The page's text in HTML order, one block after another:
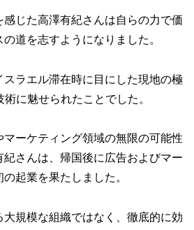
じた高澤有紀さんは自らの力で価
道を志すようになりました。
スラエル滞在時に目にした現地の極
に魅せられたことでした。
ーケティング領域の無限の可能性
さんは、帰国後に広告およびマー
起業を果たしました。
規模な組織ではなく、徹底的に効